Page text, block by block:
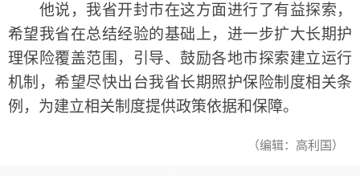
他说，我省开封市在这方面进行了有益探索，
希望我省在总结经验的基础上，进一步扩大长期护
理保险覆盖范围，引导、鼓励各地市探索建立运行
机制，希望尽快出台我省长期照护保险制度相关条
例，为建立相关制度提供政策依据和保障。
（编辑：高利国）